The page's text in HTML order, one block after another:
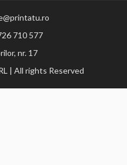
710 577
nr. 17
| All rights Reserved